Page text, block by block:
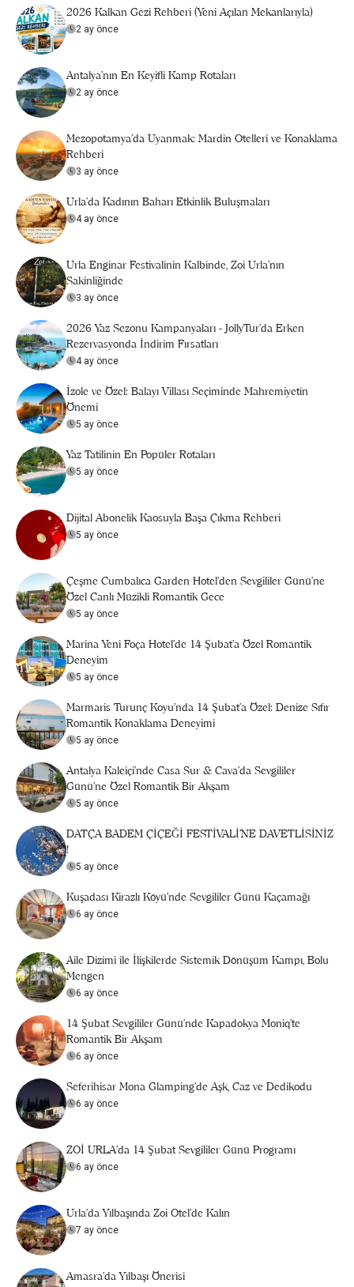
2026 Kalkan Gezi Rehberi (Yeni Açılan Mekanlarıyla)
2 ay önce
Antalya’nın En Keyifli Kamp Rotaları
2 ay önce
Mezopotamya’da Uyanmak: Mardin Otelleri ve Konaklama
Rehberi
3 ay önce
Urla'da Kadının Baharı Etkinlik Buluşmaları
4 ay önce
Urla Enginar Festivalinin Kalbinde, Zoi Urla’nın
Sakinliğinde
3 ay önce
2026 Yaz Sezonu Kampanyaları - JollyTur'da Erken
Rezervasyonda İndirim Fırsatları
4 ay önce
İzole ve Özel: Balayı Villası Seçiminde Mahremiyetin
Önemi
5 ay önce
Yaz Tatilinin En Popüler Rotaları
5 ay önce
Dijital Abonelik Kaosuyla Başa Çıkma Rehberi
5 ay önce
Çeşme Cumbalıca Garden Hotel’den Sevgililer Günü’ne
Özel Canlı Müzikli Romantik Gece
5 ay önce
Marina Yeni Foça Hotel’de 14 Şubat’a Özel Romantik
Deneyim
5 ay önce
Marmaris Turunç Koyu'nda 14 Şubat’a Özel: Denize Sıfır
Romantik Konaklama Deneyimi
5 ay önce
Antalya Kaleiçi'nde Casa Sur & Cava’da Sevgililer
Günü’ne Özel Romantik Bir Akşam
5 ay önce
DATÇA BADEM ÇİÇEĞİ FESTİVALİ’NE DAVETLİSİNİZ
!
5 ay önce
Kuşadası Kirazlı Köyü'nde Sevgililer Günü Kaçamağı
6 ay önce
Aile Dizimi ile İlişkilerde Sistemik Dönüşüm Kampı, Bolu
Mengen
6 ay önce
14 Şubat Sevgililer Günü’nde Kapadokya Moniq’te
Romantik Bir Akşam
6 ay önce
Seferihisar Mona Glamping’de Aşk, Caz ve Dedikodu
6 ay önce
ZOİ URLA'da 14 Şubat Sevgililer Günü Programı
6 ay önce
Urla'da Yılbaşında Zoi Otel'de Kalın
7 ay önce
Amasra'da Yılbaşı Önerisi